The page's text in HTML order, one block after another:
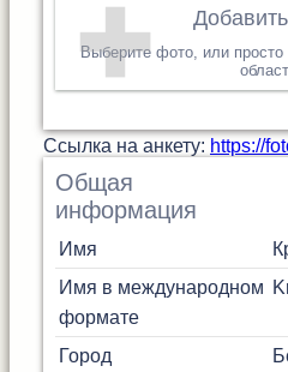
Выберите фото, или
Cсылка на анкету: https://
Общая
информация
Имя
Имя в международном
формате
Город